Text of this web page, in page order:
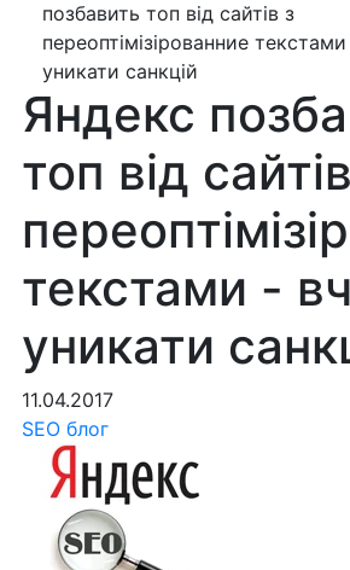
позбавить топ від сайтів з
переоптімізірованние
уникати санкцій
Яндекс
топ від
текстами -
уникати
11.04.2017
SEO блог